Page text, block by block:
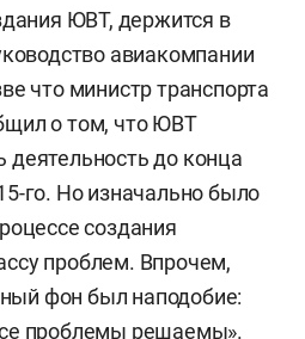
ЮВТ, держится в
авиакомпании
что министр транспорта
о том, что ЮВТ
деятельность до конца
го. Но изначально было
создания
проблем. Впрочем,
фон был наподобие:
проблемы решаемы».